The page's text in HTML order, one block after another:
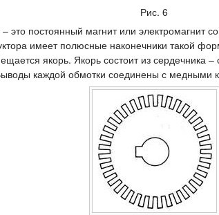
Рис. 6
это постоянный магнит или электромагнит
имеет полюсные наконечники такой
якорь. Якорь состоит из сердечника
каждой обмотки соединены с медными